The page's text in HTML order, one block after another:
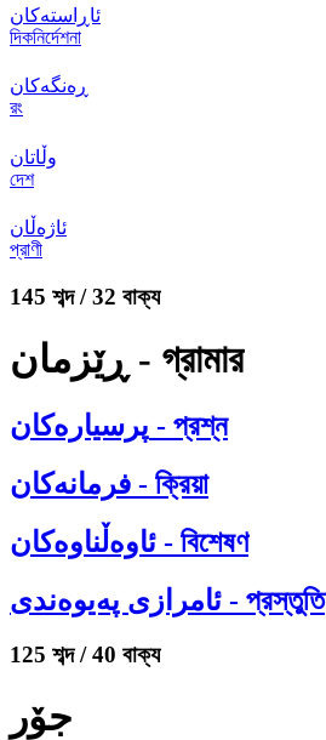
ئاڕاستەکان
দিকনির্দেশনা
ڕەنگەکان
রং
وڵاتان
দেশ
ئاژەڵان
প্রাণী
145 শব্দ / 32 বাক্য
ڕێزمان - গ্রামার
پرسیارەکان - প্রশ্ন
فرمانەکان - ক্রিয়া
ئاوەڵناوەکان - বিশেষণ
ئامرازی پەیوەندی - প্রস্তুতি
125 শব্দ / 40 বাক্য
جۆر